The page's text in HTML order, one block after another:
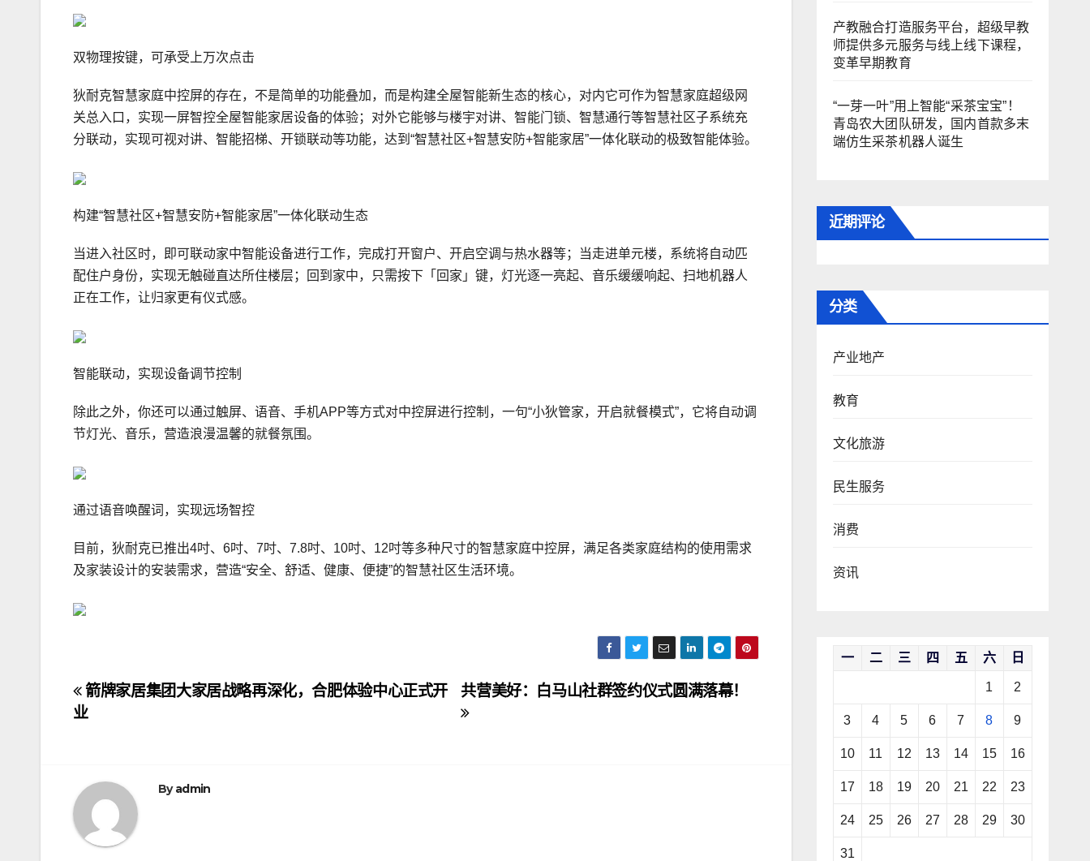
双物理按键，可承受上万次点击
狄耐克智慧家庭中控屏的存在，不是简单的功能叠加，而是构建全屋智能新生态的核心，对内它可作为智慧家庭超级网
关总入口，实现一屏智控全屋智能家居设备的体验；对外它能够与楼宇对讲、智能门锁、智慧通行等智慧社区子系统充
分联动，实现可视对讲、智能招梯、开锁联动等功能，达到“智慧社区+智慧安防+智能家居”一体化联动的极致智能体验。
构建“智慧社区+智慧安防+智能家居”一体化联动生态
当进入社区时，即可联动家中智能设备进行工作，完成打开窗户、开启空调与热水器等；当走进单元楼，系统将自动匹
配住户身份，实现无触碰直达所住楼层；回到家中，只需按下「回家」键，灯光逐一亮起、音乐缓缓响起、扫地机器人
正在工作，让归家更有仪式感。
智能联动，实现设备调节控制
除此之外，你还可以通过触屏、语音、手机APP等方式对中控屏进行控制，一句“小狄管家，开启就餐模式”，它将自动调
节灯光、音乐，营造浪漫温馨的就餐氛围。
通过语音唤醒词，实现远场智控
目前，狄耐克已推出4吋、6吋、7吋、7.8吋、10吋、12吋等多种尺寸的智慧家庭中控屏，满足各类家庭结构的使用需求
及家装设计的安装需求，营造“安全、舒适、健康、便捷”的智慧社区生活环境。
文
航
共营美好：白马山社群签约仪式圆满落幕！
箭牌家居集团大家居战略再深化，合肥体验中心正式开
业
Byadmin
产教融合打造服务平台，超级早教
师提供多元服务与线上线下课程，
变革早期教育
“一芽一叶”用上智能“采茶宝宝”！
青岛农大团队研发，国内首款多末
端仿生采茶机器人诞生
近期评论
分类
产业地产
教育
文化旅游
民生服务
消费
资讯
一 二 三 四 五 六 日
1 2
3 4 5 6 7 8 9
10 11 12 13 14 15 16
17 18 19 20 21 22 23
24 25 26 27 28 29 30
31